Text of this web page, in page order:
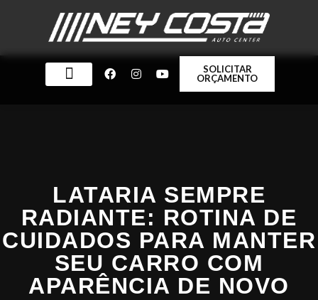
SOLICITAR
ORÇAMENTO
LATARIA SEMPRE
RADIANTE: ROTINA DE
CUIDADOS PARA MANTER
SEU CARRO COM
APARÊNCIA DE NOVO